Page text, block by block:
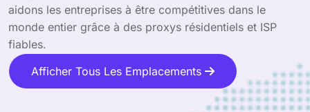
aidons les entreprises à être compétitives dans le
monde entier grâce à des proxys résidentiels et ISP
fiables.
Afficher Tous Les Emplacements